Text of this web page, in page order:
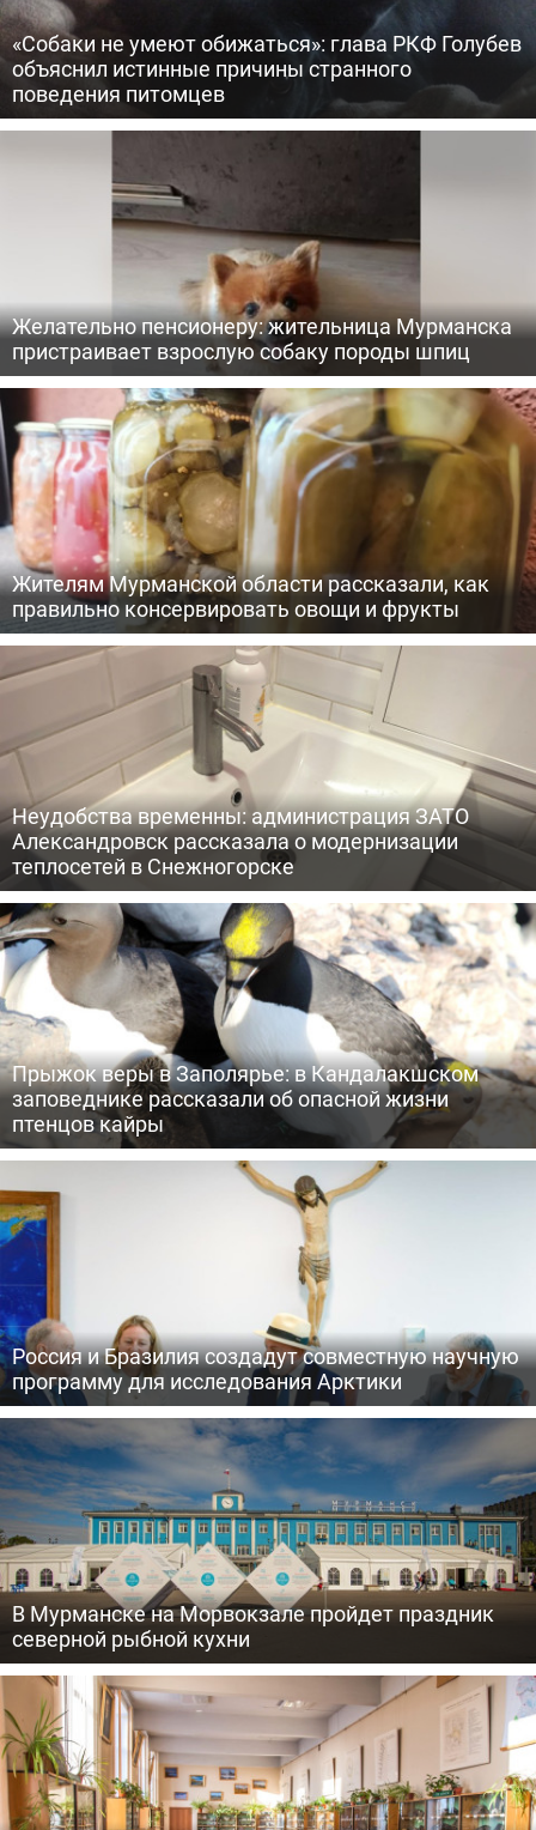
«Собаки не умеют обижаться»: глава РКФ Голубев
объяснил истинные причины странного
поведения питомцев
Желательно пенсионеру: жительница Мурманска
пристраивает взрослую собаку породы шпиц
Жителям Мурманской области рассказали, как
правильно консервировать овощи и фрукты
Неудобства временны: администрация ЗАТО
Александровск рассказала о модернизации
теплосетей в Снежногорске
Прыжок веры в Заполярье: в Кандалакшском
заповеднике рассказали об опасной жизни
птенцов кайры
Россия и Бразилия создадут совместную научную
программу для исследования Арктики
В Мурманске на Морвокзале пройдет праздник
северной рыбной кухни